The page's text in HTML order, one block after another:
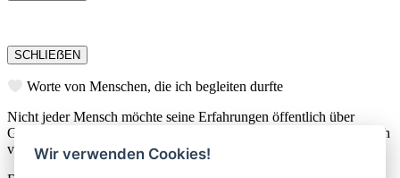
SCHLIEẞEN
Worte von Menschen, die ich begleiten durfte
Nicht jeder Mensch möchte seine Erfahrungen öffentlich über
Google teilen. Gerade bei sehr persönlichen Themen wünschen sich
viele Diskretion und Privatsphäre.
Wir verwenden Cookies!